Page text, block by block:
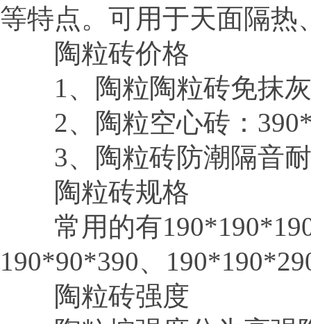
等特点。可用于天面隔热
陶粒砖价格
1、陶粒陶粒砖免抹灰
2、陶粒空心砖：
3、陶粒砖防潮隔音耐
陶粒砖规格
常用的有190*190*190
190*90*390、
陶粒砖强度